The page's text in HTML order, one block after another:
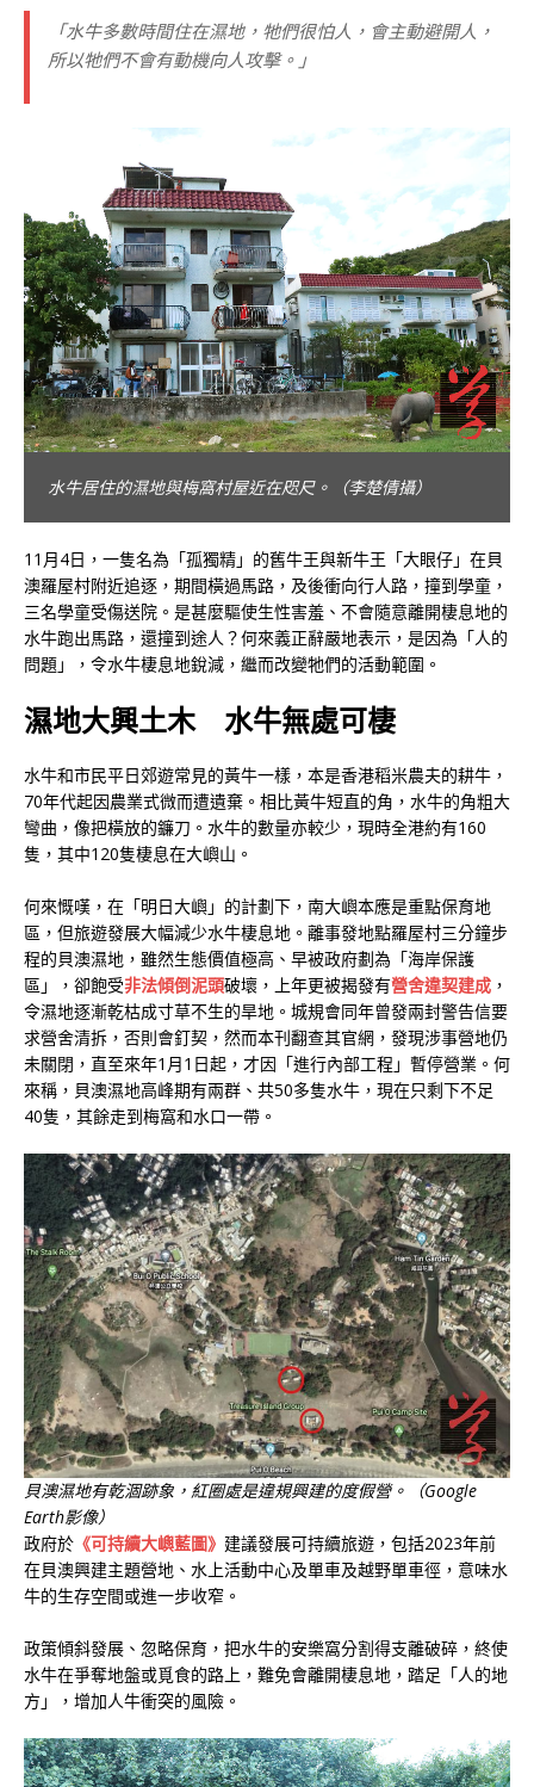
「水牛多數時間住在濕地，牠們很怕人，會主動避開人，
所以牠們不會有動機向人攻擊。」
村民沒有打擾牛隻生活。（李楚倩攝）
11月4日，一隻名為「孤獨精」的舊牛王與新牛王「大眼仔」在貝
澳羅屋村附近追逐，期間橫過馬路，及後衝向行人路，撞到學童，
三名學童受傷送院。是甚麼驅使生性害羞、不會隨意離開棲息地的
水牛跑出馬路，還撞到途人？何來義正辭嚴地表示，是因為「人的
問題」，令水牛棲息地銳減，繼而改變牠們的活動範圍。
濕地大興土木 水牛無處可棲
水牛和市民平日郊遊常見的黃牛一樣，本是香港稻米農夫的耕牛，
70年代起因農業式微而遭遺棄。相比黃牛短直的角，水牛的角粗大
彎曲，像把橫放的鐮刀。水牛的數量亦較少，現時全港約有160
隻，其中120隻棲息在大嶼山。
何來慨嘆，在「明日大嶼」的計劃下，南大嶼本應是重點保育地
區，但旅遊發展大幅減少水牛棲息地。離事發地點羅屋村三分鐘步
程的貝澳濕地，雖然生態價值極高、早被政府劃為「海岸保護
區」，卻飽受非法傾倒泥頭破壞，上年更被揭發有營舍違契建成 ，
令濕地逐漸乾枯成寸草不生的旱地。城規會同年曾發兩封警告信要
求營舍清拆，否則會釘契，然而本刊翻查其官網，發現涉事營地仍
未關閉，直至來年1月1日起，才因「進行內部工程」暫停營業。何
來稱，貝澳濕地高峰期有兩群、共50多隻水牛，現在只剩下不足
40隻，其餘走到梅窩和水口一帶。
貝澳濕地有乾涸跡象，紅圈處是違規興建的度假營。（Google
Earth影像）
政府於 《可持續大嶼藍圖》 建議發展可持續旅遊，包括2023年前
在貝澳興建主題營地、水上活動中心及單車及越野單車徑，意味水
牛的生存空間或進一步收窄。
政策傾斜發展、忽略保育，把水牛的安樂窩分割得支離破碎，終使
水牛在爭奪地盤或覓食的路上，難免會離開棲息地，踏足「人的地
方」，增加人牛衝突的風險。